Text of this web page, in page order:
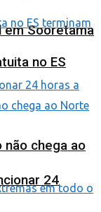
em Sooretama
24
no ES
não chega ao